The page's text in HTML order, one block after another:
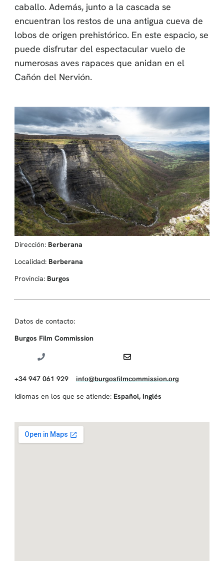
caballo. Además, junto a la cascada se
encuentran los restos de una antigua cueva de
lobos de origen prehistórico. En este espacio, se
puede disfrutar del espectacular vuelo de
numerosas aves rapaces que anidan en el
Cañón del Nervión.
Dirección: Berberana
Localidad: Berberana
Provincia: Burgos
Datos de contacto:
Burgos Film Commission
+34 947 061 929 info@burgosfilmcommission.org
Idiomas en los que se atiende: Español, Inglés